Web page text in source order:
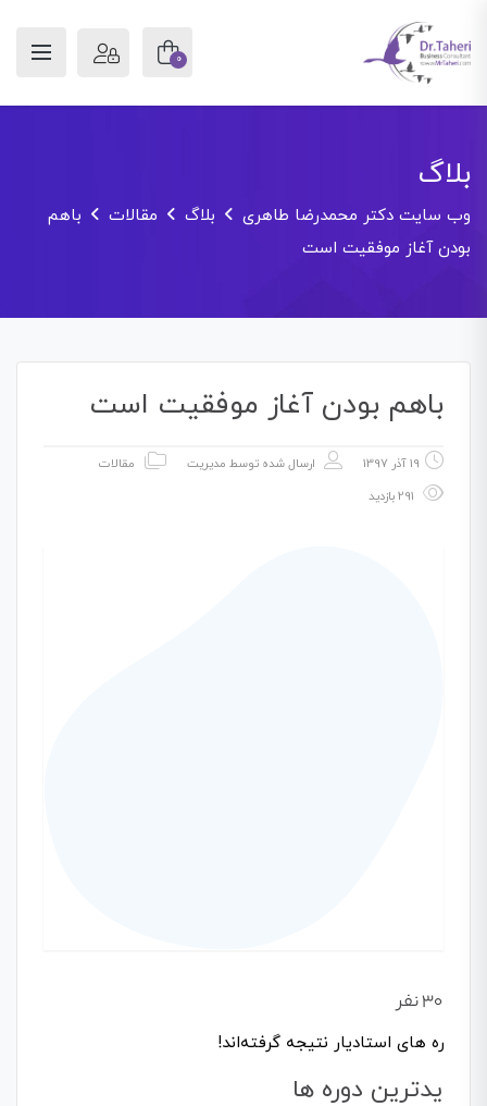
0
بلاگ
وب سایت دکتر محمدرضا طاهری بلاگ مقالات
باهم
بودن آغاز موفقیت است
باهم بودن آغاز موفقیت است
19 آذر 1397 ارسال شده توسط مدیریت
مقالات
30,903 نفر
از دوره های استادیار نتیجه گرفته‌اند!
جدیدترین دوره‌ ها